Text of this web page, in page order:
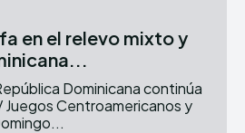
en el relevo mixto y
Dominicana continúa
Juegos Centroamericanos y